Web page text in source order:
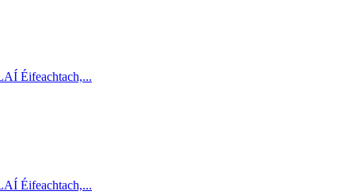
Éifeachtach,...
Éifeachtach,...